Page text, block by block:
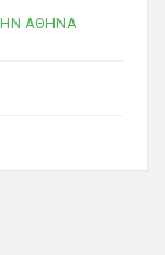
ΑΘΗΝΑ